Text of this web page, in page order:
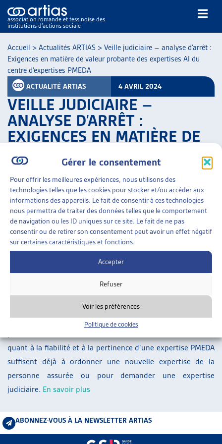
Gérer le consentement
Pour offrir les meilleures expériences, nous utilisons des
technologies telles que les cookies pour stocker et/ou accéder aux
informations des appareils. Le fait de consentir à ces technologies
nous permettra de traiter des données telles que le comportement
de navigation ou les ID uniques sur ce site. Le fait de ne pas
consentir ou de retirer son consentement peut avoir un effet négatif
sur certaines caractéristiques et fonctions.
Accepter
Refuser
Voir les préférences
Politique de cookies
association romande et tessinoise des
institutions d’actions sociale
NOS PUBLICATIONS
ARTICLES
VEILLE
RESSOURCES
THÉMATIQUES
GUIDE SOCIAL ROMAND
AUTRES
ARTIAS
L’ASSOCIATION
Accueil > Actualités ARTIAS > Veille judiciaire – analyse d’arrêt :
Exigences en matière de valeur probante des expertises AI du
centre d’expertises PMEDA
ACTUALITÉ ARTIAS 4 AVRIL 2024
VEILLE JUDICIAIRE –
ANALYSE D’ARRÊT :
EXIGENCES EN MATIÈRE DE
VALEUR PROBANTE DES
EXPERTISES AI DU CENTRE
D’EXPERTISES PMEDA
À la suite de la suspension de l’attribution des mandats
exigences strictes concernant l’appréciation de la valeur
probante des expertises PMEDA déjà ordonnées dans les
quant à la fiabilité et à la pertinence d’une expertise PMEDA
suffisent déjà à ordonner une nouvelle expertise de la
personne assurée ou pour demander une expertise
judiciaire. En savoir plus
PARTAGER
ABONNEZ-VOUS À LA NEWSLETTER ARTIAS